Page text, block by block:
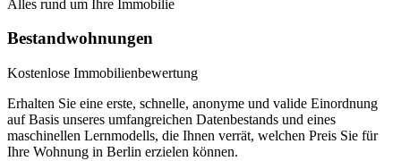
Alles rund um Ihre Immobilie
Bestandwohnungen
Kostenlose Immobilienbewertung
Erhalten Sie eine erste, schnelle, anonyme und valide Einordnung
auf Basis unseres umfangreichen Datenbestands und eines
maschinellen Lernmodells, die Ihnen verrät, welchen Preis Sie für
Ihre Wohnung in Berlin erzielen können.